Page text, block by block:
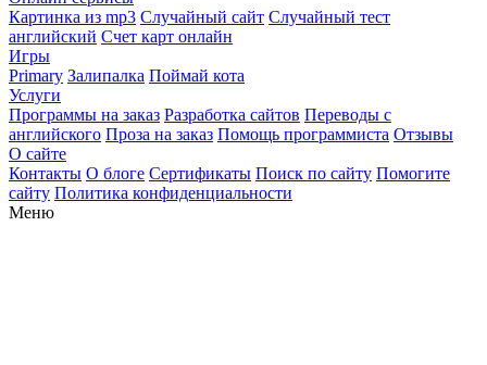
Картинка из mp3 Случайный сайт Случайный тест
английский Счет карт онлайн
Игры
Primary Залипалка Поймай кота
Услуги
Программы на заказ Разработка сайтов Переводы с
английского Проза на заказ Помощь программиста Отзывы
О сайте
Контакты О блоге Сертификаты Поиск по сайту Помогите
сайту Политика конфиденциальности
Меню